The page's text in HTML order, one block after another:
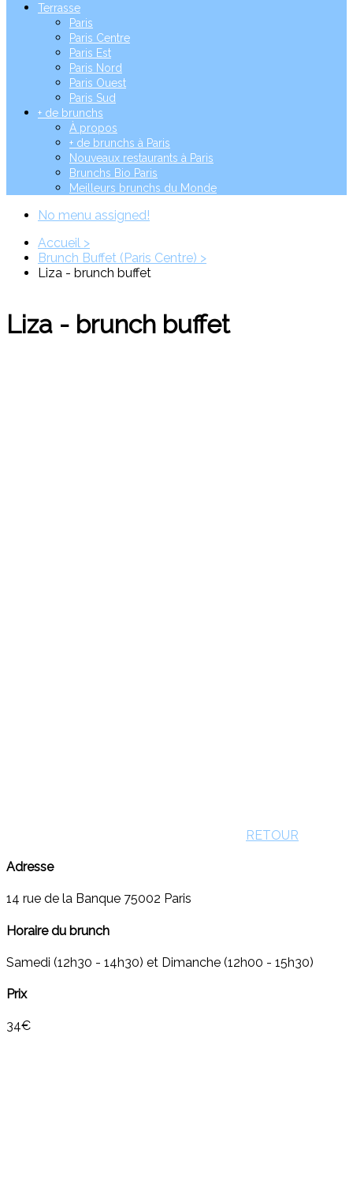
Terrasse
Paris
Paris Centre
Paris Est
Paris Nord
Paris Ouest
Paris Sud
+ de brunchs
À propos
+ de brunchs à Paris
Nouveaux restaurants à Paris
Brunchs Bio Paris
Meilleurs brunchs du Monde
No menu assigned!
Accueil >
Brunch Buffet (Paris Centre) >
Liza - brunch buffet
Liza - brunch buffet
RETOUR
Adresse
14 rue de la Banque 75002 Paris
Horaire du brunch
Samedi (12h30 - 14h30) et Dimanche (12h00 - 15h30)
Prix
34€